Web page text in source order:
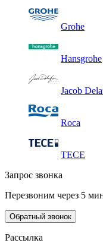
Grohe
Hansgrohe
Jacob
Roca
TECE
Запрос звонка
Перезвоним через 5
Обратный звонок
Рассылка